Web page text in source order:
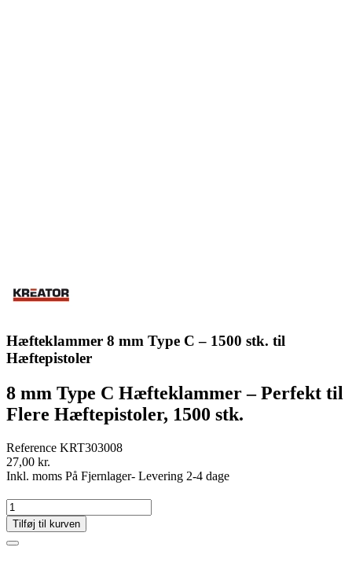
Hæfteklammer 8 mm Type C – 1500 stk. til
Hæftepistoler
8 mm Type C Hæfteklammer – Perfekt til
Flere Hæftepistoler, 1500 stk.
Reference KRT303008
27,00 kr.
Inkl. moms På Fjernlager- Levering 2-4 dage
Tilføj til kurven